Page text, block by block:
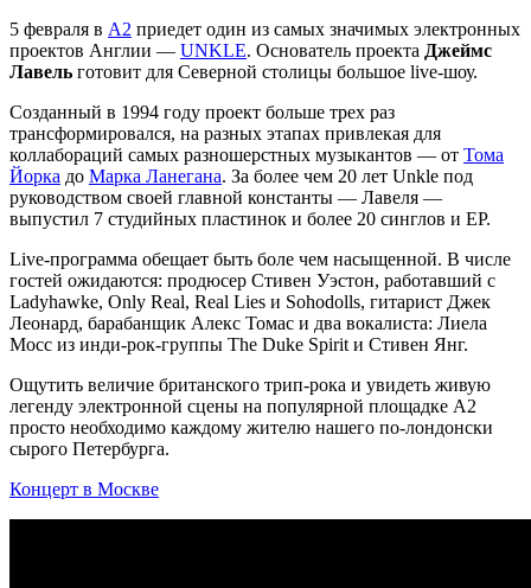
5 февраля в А2 приедет один из самых значимых электронных
проектов Англии — UNKLE. Основатель проекта Джеймс
Лавель готовит для Северной столицы большое live-шоу.
Созданный в 1994 году проект больше трех раз
трансформировался, на разных этапах привлекая для
коллабораций самых разношерстных музыкантов — от Тома
Йорка до Марка Ланегана. За более чем 20 лет Unkle под
руководством своей главной константы — Лавеля —
выпустил 7 студийных пластинок и более 20 синглов и EP.
Live-программа обещает быть боле чем насыщенной. В числе
гостей ожидаются: продюсер Стивен Уэстон, работавший с
Ladyhawke, Only Real, Real Lies и Sohodolls, гитарист Джек
Леонард, барабанщик Алекс Томас и два вокалиста: Лиела
Мосс из инди-рок-группы The Duke Spirit и Стивен Янг.
Ощутить величие британского трип-рока и увидеть живую
легенду электронной сцены на популярной площадке А2
просто необходимо каждому жителю нашего по-лондонски
сырого Петербурга.
Концерт в Москве